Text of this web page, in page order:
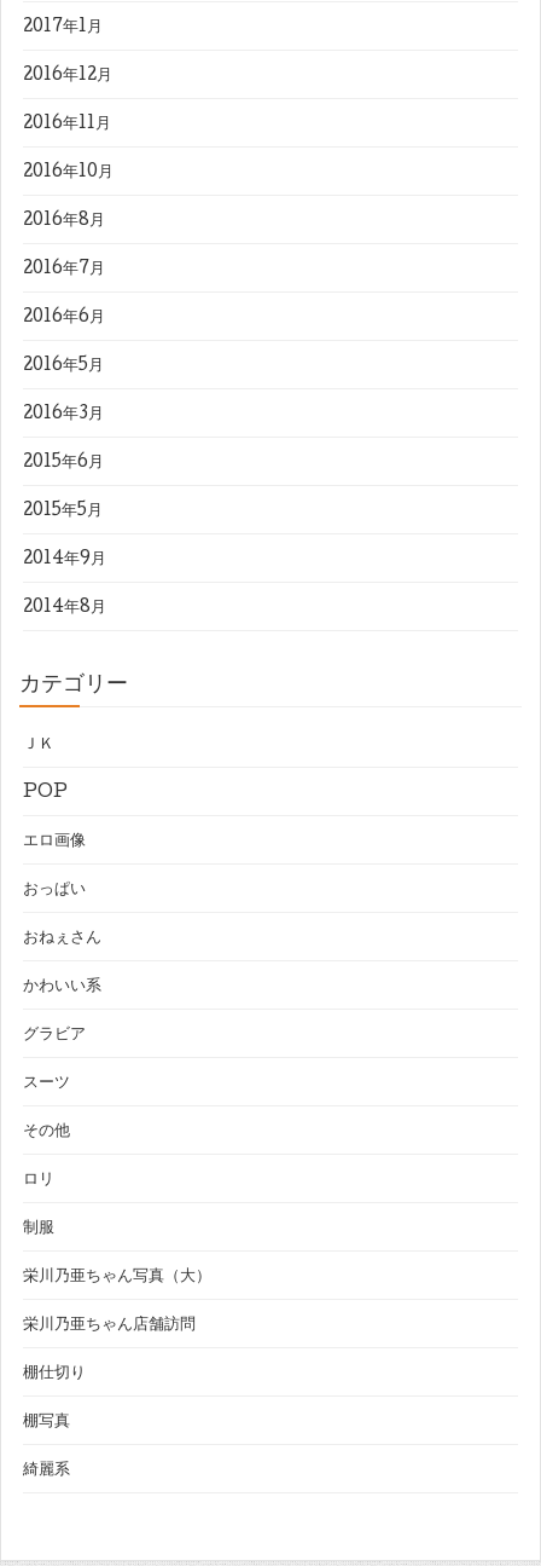
2017年1月
2016年12月
2016年11月
2016年10月
2016年8月
2016年7月
2016年6月
2016年5月
2016年3月
2015年6月
2015年5月
2014年9月
2014年8月
カテゴリー
ＪＫ
POP
エロ画像
おっぱい
おねぇさん
かわいい系
グラビア
スーツ
その他
ロリ
制服
栄川乃亜ちゃん写真（大）
栄川乃亜ちゃん店舗訪問
棚仕切り
棚写真
綺麗系